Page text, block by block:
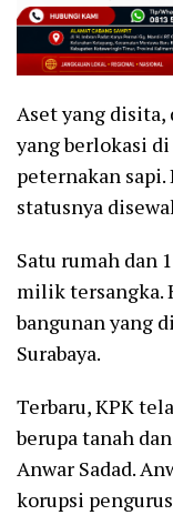
Aset yang disita,
yang berlokasi
peternakan sapi.
statusnya
Satu rumah dan
milik tersangka.
bangunan yang
Surabaya.
Terbaru, KPK
berupa tanah
Anwar Sadad.
korupsi